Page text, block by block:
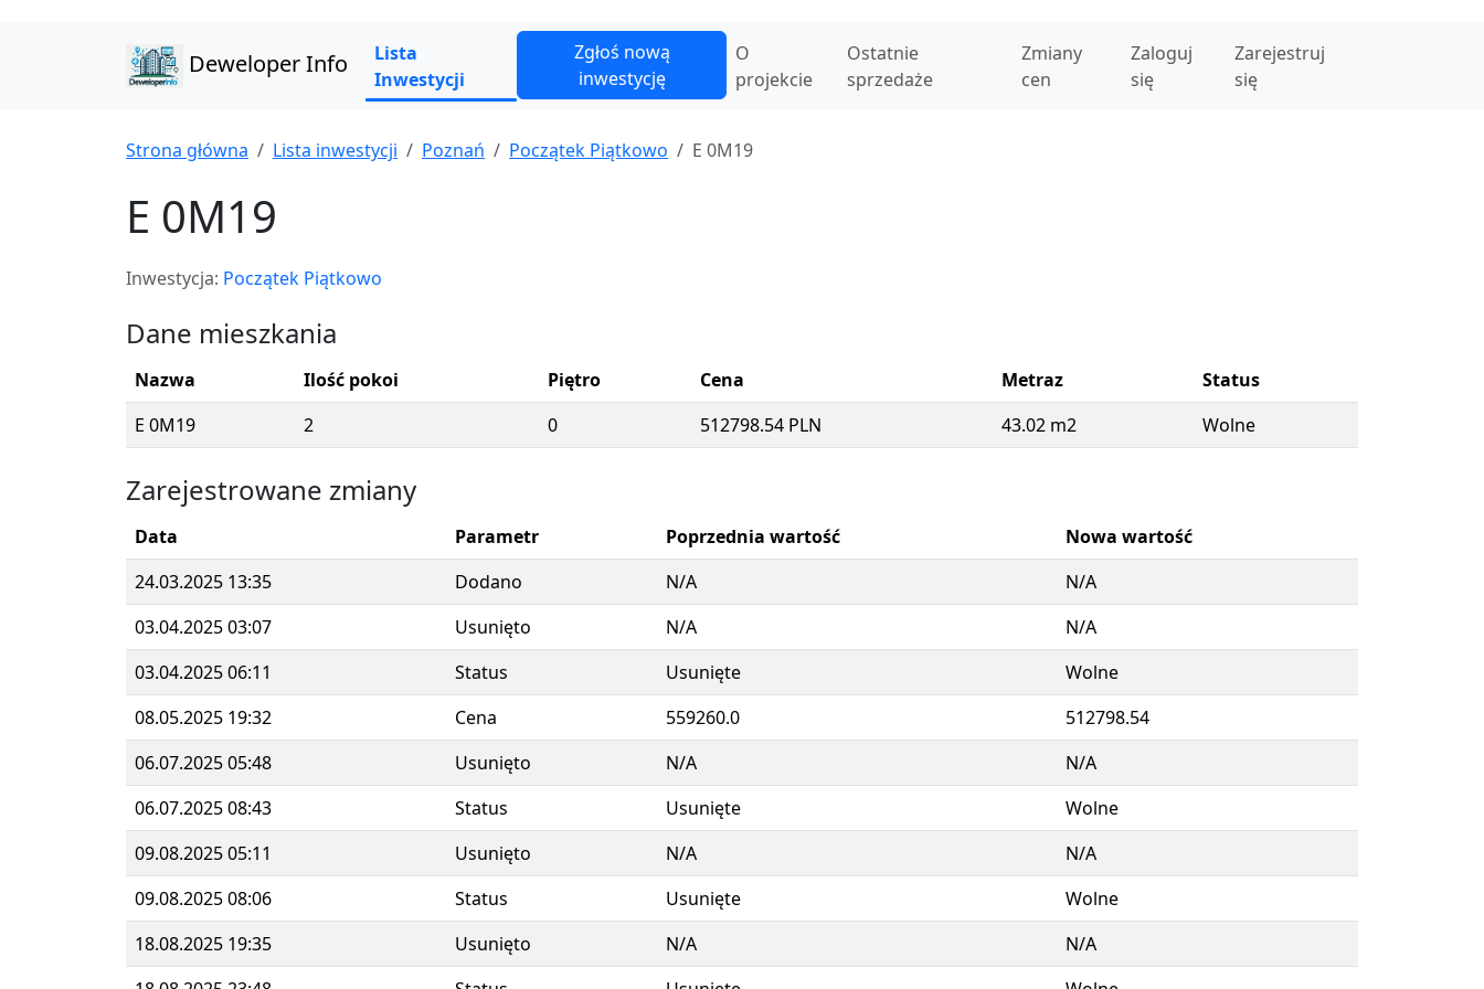
Deweloper Info
Lista
Inwestycji
Zgłoś nową
inwestycję
O
projekcie
Ostatnie
sprzedaże
Zmiany
cen
Zaloguj
się
Zarejestruj
się
Strona główna Lista inwestycji Poznań Początek Piątkowo E 0M19
E 0M19
Inwestycja: Początek Piątkowo
Dane mieszkania
Nazwa Ilość pokoi Piętro Cena Metraz
Status
E 0M19
2 0 512798.54 PLN 43.02 m2 Wolne
Zarejestrowane zmiany
Data Parametr Poprzednia wartość
Nowa wartość
24.03.2025 13:35
Dodano N/A
N/A
03.04.2025 03:07
Usunięto N/A
N/A
03.04.2025 06:11
Status Usunięte
Wolne
08.05.2025 19:32
Cena 559260.0
512798.54
06.07.2025 05:48
Usunięto N/A
N/A
06.07.2025 08:43
Status Usunięte
Wolne
09.08.2025 05:11
Usunięto N/A
N/A
09.08.2025 08:06
Status Usunięte
Wolne
18.08.2025 19:35
Usunięto N/A
N/A